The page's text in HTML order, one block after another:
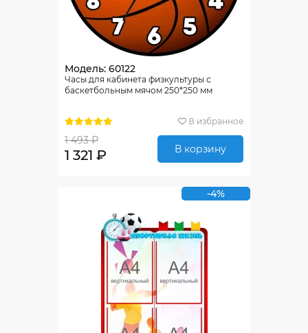
Модель: 60122
Часы для кабинета физкультуры с
баскетбольным мячом 250*250 мм
В избранное
1 493 ₽
1 321 ₽ В корзину
-4%